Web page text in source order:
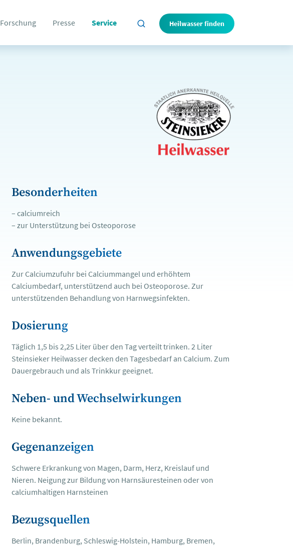
Forschung Presse Service Heilwasser finden
Besonderheiten
– calciumreich
– zur Unterstützung bei Osteoporose
Anwendungsgebiete
Zur Calciumzufuhr bei Calciummangel und erhöhtem
Calciumbedarf, unterstützend auch bei Osteoporose. Zur
unterstützenden Behandlung von Harnwegsinfekten.
Dosierung
Täglich 1,5 bis 2,25 Liter über den Tag verteilt trinken. 2 Liter
Steinsieker Heilwasser decken den Tagesbedarf an Calcium. Zum
Dauergebrauch und als Trinkkur geeignet.
Neben- und Wechselwirkungen
Keine bekannt.
Gegenanzeigen
Schwere Erkrankung von Magen, Darm, Herz, Kreislauf und
Nieren. Neigung zur Bildung von Harnsäuresteinen oder von
calciumhaltigen Harnsteinen
Bezugsquellen
Berlin, Brandenburg, Schleswig-Holstein, Hamburg, Bremen,